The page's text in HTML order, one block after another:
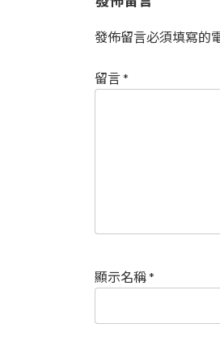
發佈留言必須填寫的
留言*
顯示名稱*